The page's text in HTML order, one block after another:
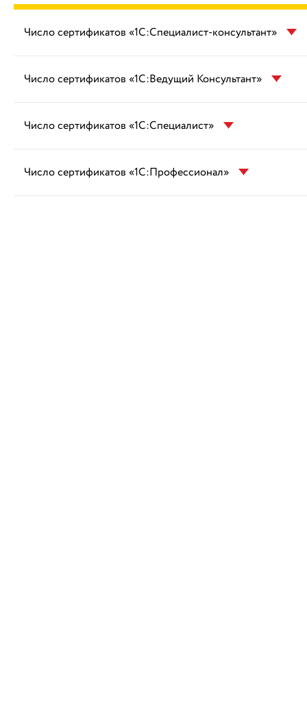
Число сертификатов «1С:Специалист-консультант»
Число сертификатов «1С:Ведущий Консультант»
Число сертификатов «1С:Специалист»
Число сертификатов «1С:Профессионал»